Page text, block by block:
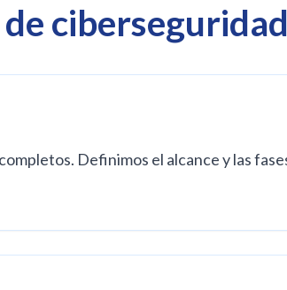
ciberseguridad
Definimos el alcance y las